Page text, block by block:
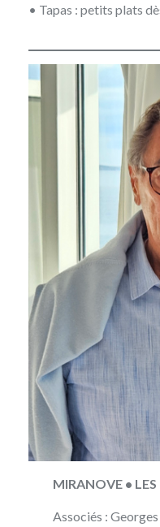
• Tapas : petits plats
MIRANOVE • LES
Associés :